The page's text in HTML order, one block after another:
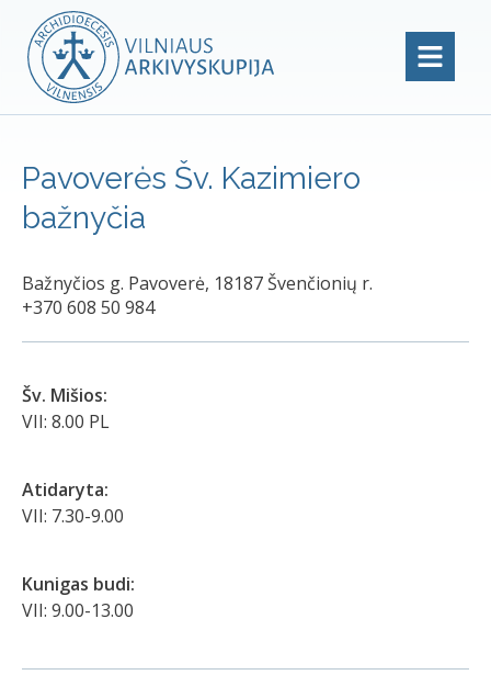
Pavoverės Šv. Kazimiero
bažnyčia
Bažnyčios g. Pavoverė, 18187 Švenčionių r.
+370 608 50 984
Šv. Mišios:
VII: 8.00 PL
Atidaryta:
VII: 7.30-9.00
Kunigas budi:
VII: 9.00-13.00